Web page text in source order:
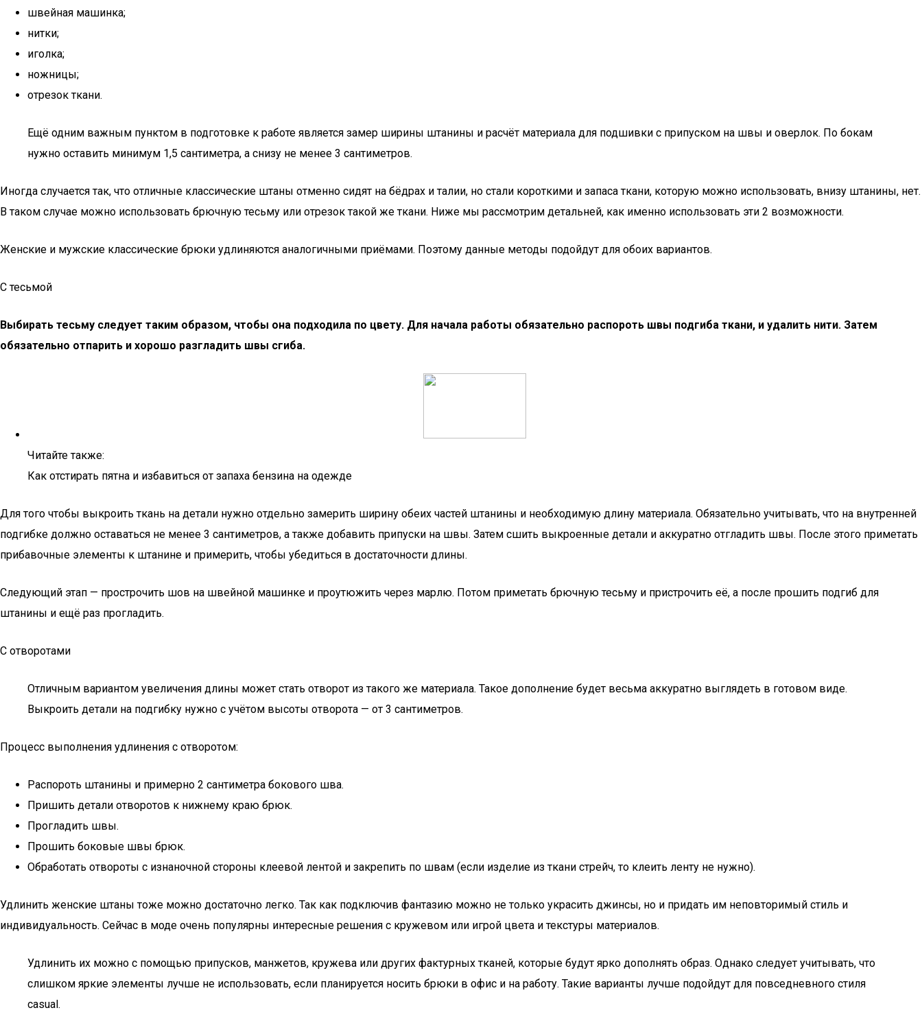
швейная машинка;
нитки;
иголка;
ножницы;
отрезок ткани.
Ещё одним важным пунктом в подготовке к работе является замер ширины штанины и расчёт материала для подшивки с припуском на швы и оверлок. По бокам
нужно оставить минимум 1,5 сантиметра, а снизу не менее 3 сантиметров.
Иногда случается так, что отличные классические штаны отменно сидят на бёдрах и талии, но стали короткими и запаса ткани, которую можно использовать, внизу штанины, нет.
В таком случае можно использовать брючную тесьму или отрезок такой же ткани. Ниже мы рассмотрим детальней, как именно использовать эти 2 возможности.
Женские и мужские классические брюки удлиняются аналогичными приёмами. Поэтому данные методы подойдут для обоих вариантов.
С тесьмой
Выбирать тесьму следует таким образом, чтобы она подходила по цвету. Для начала работы обязательно распороть швы подгиба ткани, и удалить нити. Затем
обязательно отпарить и хорошо разгладить швы сгиба.
Читайте также:
Как отстирать пятна и избавиться от запаха бензина на одежде
Для того чтобы выкроить ткань на детали нужно отдельно замерить ширину обеих частей штанины и необходимую длину материала. Обязательно учитывать, что на внутренней
подгибке должно оставаться не менее 3 сантиметров, а также добавить припуски на швы. Затем сшить выкроенные детали и аккуратно отгладить швы. После этого приметать
прибавочные элементы к штанине и примерить, чтобы убедиться в достаточности длины.
Следующий этап — прострочить шов на швейной машинке и проутюжить через марлю. Потом приметать брючную тесьму и пристрочить её, а после прошить подгиб для
штанины и ещё раз прогладить.
С отворотами
Отличным вариантом увеличения длины может стать отворот из такого же материала. Такое дополнение будет весьма аккуратно выглядеть в готовом виде.
Выкроить детали на подгибку нужно с учётом высоты отворота — от 3 сантиметров.
Процесс выполнения удлинения с отворотом:
Распороть штанины и примерно 2 сантиметра бокового шва.
Пришить детали отворотов к нижнему краю брюк.
Прогладить швы.
Прошить боковые швы брюк.
Обработать отвороты с изнаночной стороны клеевой лентой и закрепить по швам (если изделие из ткани стрейч, то клеить ленту не нужно).
Удлинить женские штаны тоже можно достаточно легко. Так как подключив фантазию можно не только украсить джинсы, но и придать им неповторимый стиль и
индивидуальность. Сейчас в моде очень популярны интересные решения с кружевом или игрой цвета и текстуры материалов.
Удлинить их можно с помощью припусков, манжетов, кружева или других фактурных тканей, которые будут ярко дополнять образ. Однако следует учитывать, что
слишком яркие элементы лучше не использовать, если планируется носить брюки в офис и на работу. Такие варианты лучше подойдут для повседневного стиля
casual.